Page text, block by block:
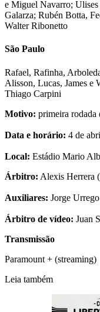
e Miguel Navarro;
Galarza; Rubén Botta,
Walter Ribonetto
São Paulo
Rafael, Rafinha,
Alisson, Lucas, James e
Thiago Carpini
Motivo: primeira rodada
Data e horário: 4 de
Local: Estádio Mario
Árbitro: Alexis Herrera
Auxiliares: Jorge
Árbitro de vídeo: Juan
Transmissão
Paramount + (streaming)
Leia também